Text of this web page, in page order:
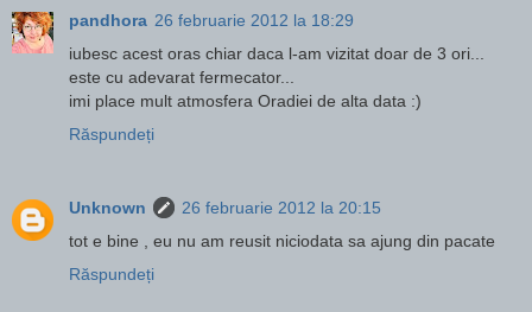
pandhora 26 februarie 2012 la 18:29
iubesc acest oras chiar daca l-am vizitat doar de 3 ori...
este cu adevarat fermecator...
imi place mult atmosfera Oradiei de alta data :)
Răspundeți
Unknown
26 februarie 2012 la 20:15
tot e bine , eu nu am reusit niciodata sa ajung din pacate
Răspundeți